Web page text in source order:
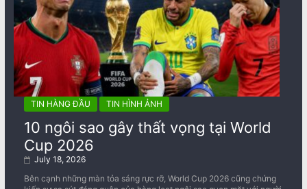
TIN HÀNG ĐẦU TIN HÌNH ẢNH
10 ngôi sao gây thất vọng tại World
Cup 2026
July 18, 2026
Bên cạnh những màn tỏa sáng rực rỡ, World Cup 2026 cũng chứng